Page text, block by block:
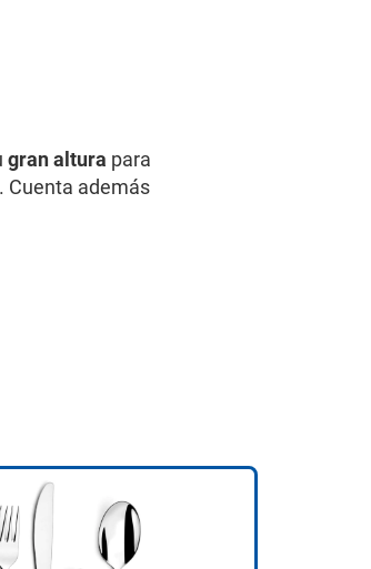
gran altura para
Cuenta además